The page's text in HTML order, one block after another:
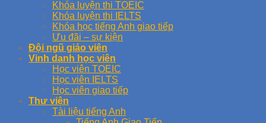
Khóa luyện thi TOEIC
Khóa luyện thi IELTS
Khóa học tiếng Anh giao tiếp
Ưu đãi – sự kiện
Đội ngũ giáo viên
Vinh danh học viên
Học viên TOEIC
Học viên IELTS
Học viên giao tiếp
Thư viện
Tài liệu tiếng Anh